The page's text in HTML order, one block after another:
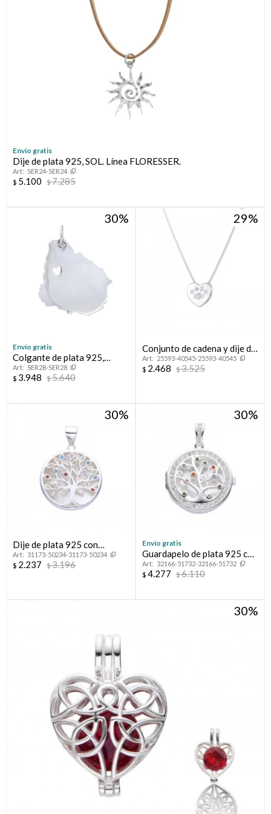
Envío gratis
Dije de plata 925, SOL. Línea FLORESSER.
SER24-SER24
$ 5.100 $7.285
30
Envío gratis
Colgante de plata 925,
URUGUAY.
SER28-SER28
$ 3.948 $5.640
29
Conjunto de cadena y dije de
plata 925 con circonias,
HUELLITA.
25593-40545-25593-40545
$ 2.468 $3.525
30
Dije de plata 925 con
cironias y nácar, ÁRBOL DE
LA VIDA.
31173-50234-31173-50234
$ 2.237 $3.196
30
Envío gratis
Guardapelo de plata 925 con
circonias, ÁRBOL DE LA
VIDA.
32166-51732-32166-51732
$ 4.277 $6.110
30